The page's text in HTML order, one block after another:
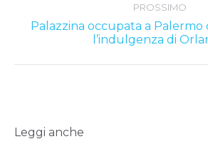
PROSSIMO
Next
post:
Palazzina occupata a Palermo
l’indulgenza di
Leggi anche